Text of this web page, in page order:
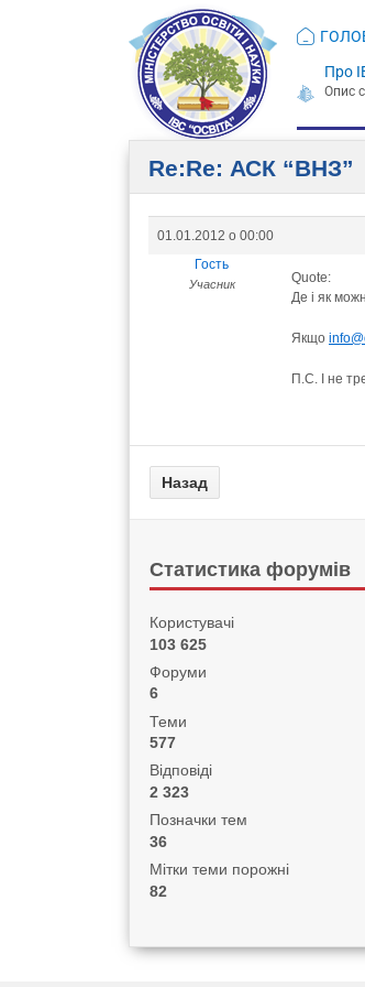
Про
Re:Re: АСК “ВНЗ”
01.01.2012 о 00:00
Гость
Учасник
Quote:
Де і як
Якщо
П.С. І не
Статистика форумів
Користувачі
103 625
Форуми
6
Теми
577
Відповіді
2 323
Позначки тем
36
Мітки теми порожні
82